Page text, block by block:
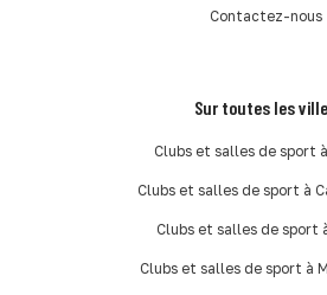
Contactez-nous
Sur toutes les
Clubs et salles de sport
Clubs et salles de sport à
Clubs et salles de sport
Clubs et salles de sport à